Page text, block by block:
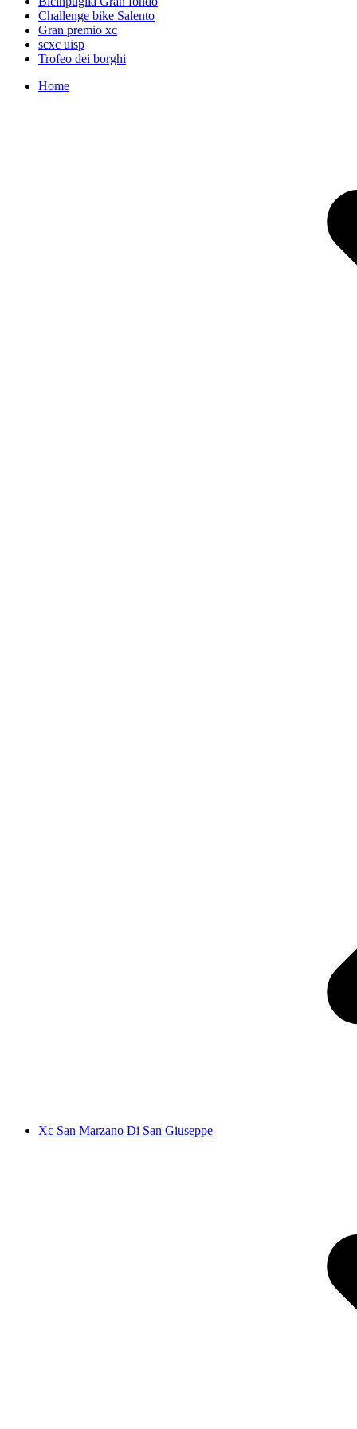
Challenge bike Salento
Gran premio xc
scxc uisp
Trofeo dei borghi
Home
Xc San Marzano Di San Giuseppe